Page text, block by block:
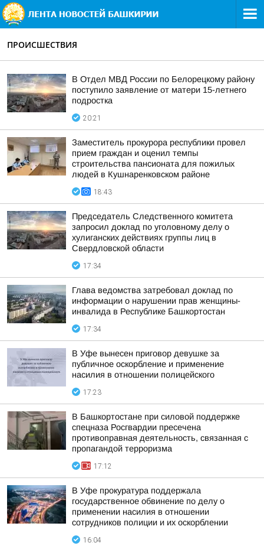
ПРОИСШЕСТВИЯ
В Отдел МВД России по Белорецкому району
поступило заявление от матери 15-летнего
подростка
20:21
Заместитель прокурора республики провел
прием граждан и оценил темпы
строительства пансионата для пожилых
людей в Кушнаренковском районе
18:43
Председатель Следственного комитета
запросил доклад по уголовному делу о
хулиганских действиях группы лиц в
Свердловской области
17:34
Глава ведомства затребовал доклад по
информации о нарушении прав женщины-
инвалида в Республике Башкортостан
17:34
В Уфе вынесен приговор девушке за
публичное оскорбление и применение
насилия в отношении полицейского
17:23
В Башкортостане при силовой поддержке
спецназа Росгвардии пресечена
противоправная деятельность, связанная с
пропагандой терроризма
17:12
В Уфе прокуратура поддержала
государственное обвинение по делу о
применении насилия в отношении
сотрудников полиции и их оскорблении
16:04